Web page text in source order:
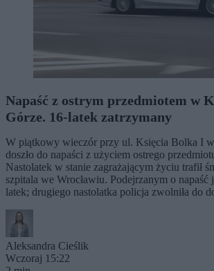
Napaść z ostrym przedmiotem w
Górze. 16-latek zatrzymany
W piątkowy wieczór przy ul. Księcia Bolka I
doszło do napaści z użyciem ostrego
Nastolatek w stanie zagrażającym życiu trafił
szpitala we Wrocławiu. Podejrzanym o napaść
latek; drugiego nastolatka policja zwolniła do
Aleksandra Cieślik
Wczoraj 15:22